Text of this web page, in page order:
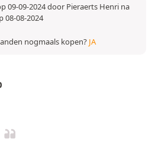
09-09-2024 door Pieraerts Henri na
08-08-2024
nogmaals kopen? JA